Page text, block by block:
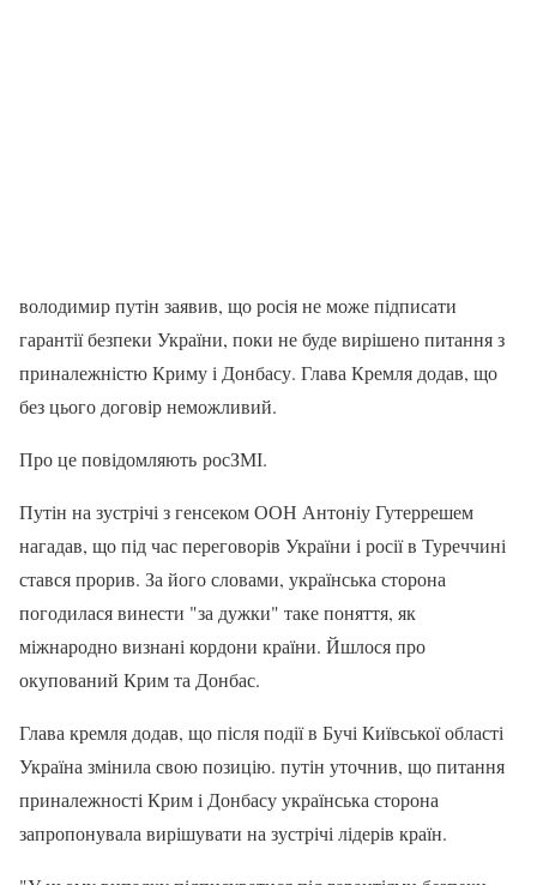
володимир путін заявив, що росія не може підписати
гарантії безпеки України, поки не буде вирішено питання з
приналежністю Криму і Донбасу. Глава Кремля додав, що
без цього договір неможливий.
Про це повідомляють росЗМІ.
Путін на зустрічі з генсеком ООН Антоніу Гутеррешем
нагадав, що під час переговорів України і росії в Туреччині
стався прорив. За його словами, українська сторона
погодилася винести "за дужки" таке поняття, як
міжнародно визнані кордони країни. Йшлося про
окупований Крим та Донбас.
Глава кремля додав, що після події в Бучі Київської області
Україна змінила свою позицію. путін уточнив, що питання
приналежності Крим і Донбасу українська сторона
запропонувала вирішувати на зустрічі лідерів країн.